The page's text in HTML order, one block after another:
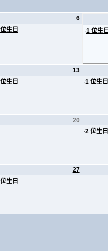
6
生日
·1 位生日
13
生日
·1 位生日
20
·2 位生日
27
生日